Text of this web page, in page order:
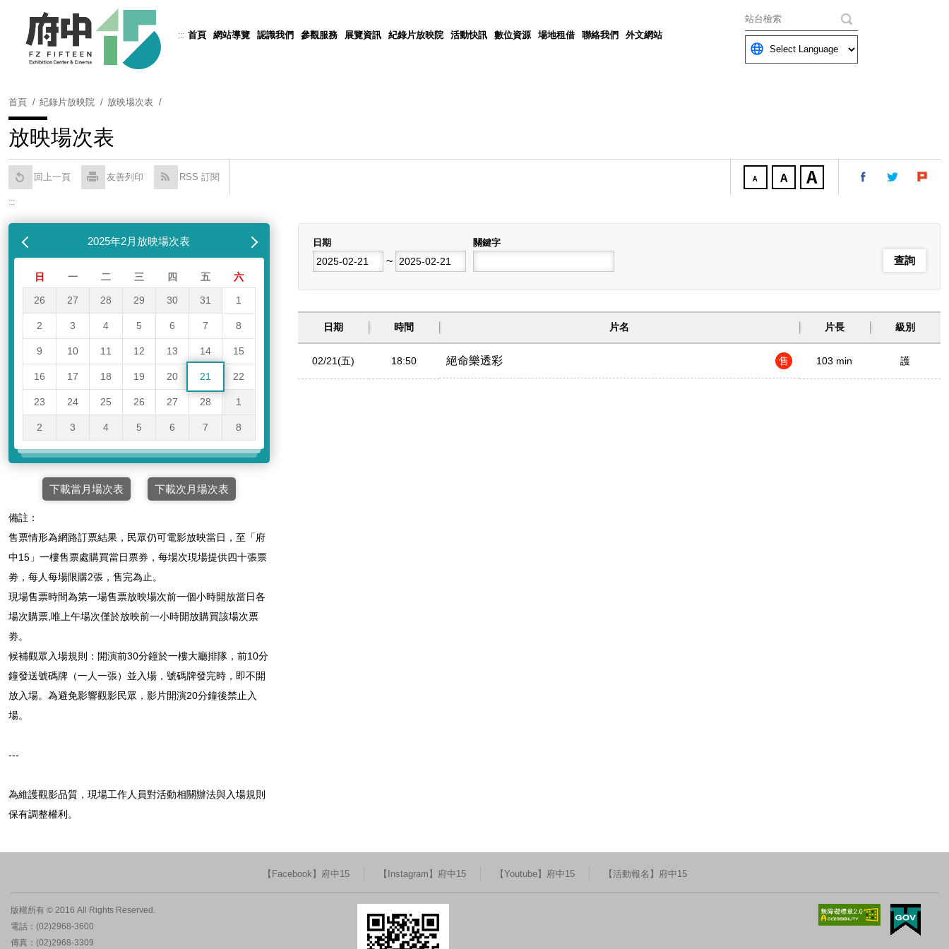
::: 首頁 網站導覽 認識我們 參觀服務 展覽資訊 紀錄片放映院 活動快訊 數位資源 場地租借 聯絡我們 外文網站
關鍵字
Powered by Translate
首頁 紀錄片放映院 放映場次表
放映場次表
回上一頁 友善列印 RSS 訂閱
:::
2025年2月放映場次表
日 一 二 三 四 五 六
26 27 28 29 30 31 1
2 3 4 5 6 7 8
9 10 11 12 13 14 15
16 17 18 19 20 21 22
23 24 25 26 27 28 1
2 3 4 5 6 7 8
下載當月場次表 下載次月場次表
備註：
售票情形為網路訂票結果，民眾仍可電影放映當日，至「府
中15」一樓售票處購買當日票券，每場次現場提供四十張票
劵，每人每場限購2張，售完為止。
現場售票時間為第一場售票放映場次前一個小時開放當日各
場次購票,唯上午場次僅於放映前一小時開放購買該場次票
劵。
候補觀眾入場規則：開演前30分鐘於一樓大廳排隊，前10分
鐘發送號碼牌（一人一張）並入場，號碼牌發完時，即不開
放入場。為避免影響觀影民眾，影片開演20分鐘後禁止入
場。
---
為維護觀影品質，現場工作人員對活動相關辦法與入場規則
保有調整權利。
日期
開始日期
~
關鍵字
日期 時間 片名 片長 級別
02/21(五) 18:50 絕命樂透彩 售 103 min 護
【Facebook】府中15 【Instagram】府中15 【Youtube】府中15 【活動報名】府中15
版權所有 © 2016 All Rights Reserved.
電話：(02)2968-3600
傳真：(02)2968-3309